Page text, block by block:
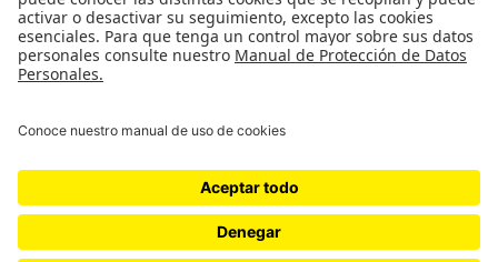
ornare velo.
PORTFOLIO